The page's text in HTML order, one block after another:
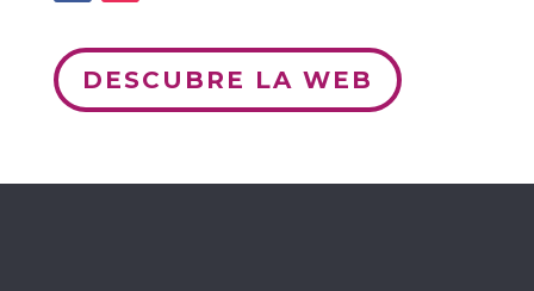
DESCUBRE LA WEB